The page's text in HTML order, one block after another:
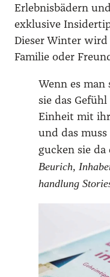
Erleb­nis­bä­dern
exklu­si­ve
Die­ser Win­ter wird
Fami­lie oder
Wenn es man
sie das
Ein­heit mit
und das
gucken sie
Beu­rich,
hand­lung